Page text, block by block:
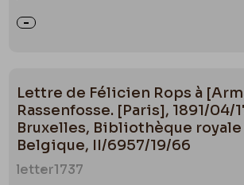
Lettre de Félicien Rops à
Rassenfosse. [Paris], 1891/04/
Bruxelles, Bibliothèque royale
Belgique, II/6957/19/66
letter1737